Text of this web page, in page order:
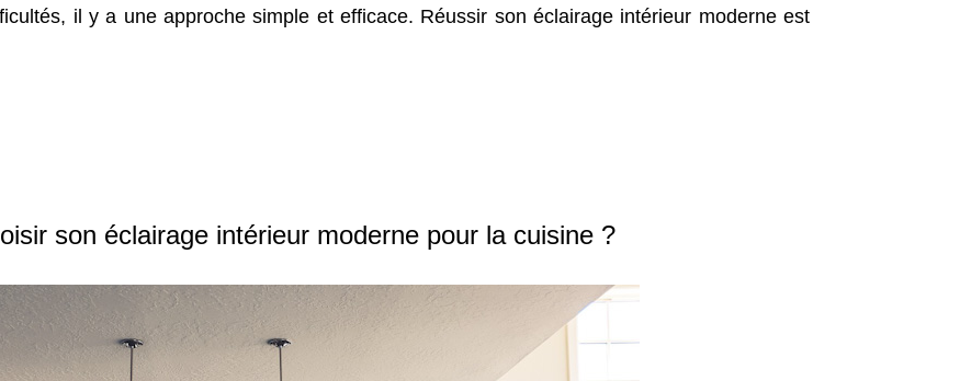
il y a une approche simple et efficace. Réussir son éclairage intérieur moderne est
son éclairage intérieur moderne pour la cuisine ?